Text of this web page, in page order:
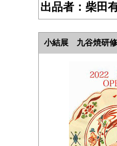
出品者：柴田
小結展 九谷焼研